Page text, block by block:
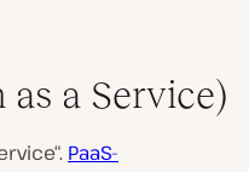
as a Service)
PaaS-